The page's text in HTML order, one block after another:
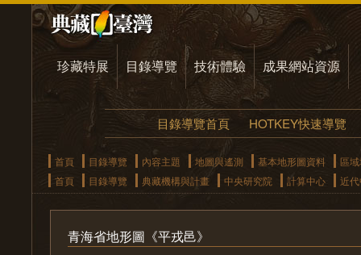
珍藏特展 目錄導覽 技術體驗 成果網站資源
目錄導覽首頁 HOTKEY快速導覽
首頁 目錄導覽 內容主題 地圖與遙測 基本地形圖資料
區
首頁
目錄導覽 典藏機構與計畫 中央研究院 計算中心 近
青海省地形圖《平戎邑》